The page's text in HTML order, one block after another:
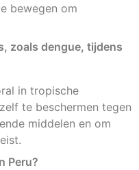
bewegen om
zoals dengue, tijdens
in tropische
te beschermen tegen
middelen en om
Peru?